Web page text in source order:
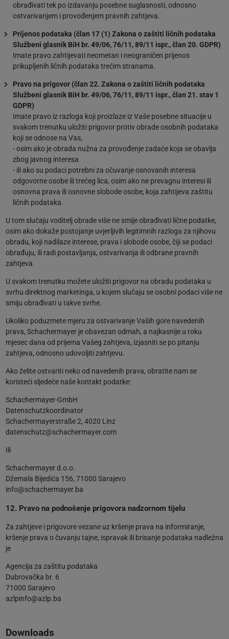
obrađivati tek po izdavanju posebne suglasnosti, odnosno
ostvarivanjem i provođenjem pravnih zahtjeva.
Prijenos podataka (član 17 (1) Zakona o zaštiti ličnih podataka
Službeni glasnik BiH br. 49/06, 76/11, 89/11 ispr., član 20. GDPR)
Imate pravo zahtijevati neometan i neograničen prijenos
prikupljenih ličnih podataka trećim stranama.
Pravo na prigovor (član 22. Zakona o zaštiti ličnih podataka
Službeni glasnik BiH br. 49/06, 76/11, 89/11 ispr., član 21. stav 1
GDPR)
Imate pravo iz razloga koji proizlaze iz Vaše posebne situacije u
svakom trenutku uložiti prigovor protiv obrade osobnih podataka
koji se odnose na Vas,
- osim ako je obrada nužna za provođenje zadaće koja se obavlja
zbog javnog interesa
- ili ako su podaci potrebni za očuvanje osnovanih interesa
odgovorne osobe ili trećeg lica, osim ako ne prevagnu interesi ili
osnovna prava ili osnovne slobode osobe, koja zahtijeva zaštitu
ličnih podataka.
U tom slučaju voditelj obrade više ne smije obrađivati lične podatke,
osim ako dokaže postojanje uvjerljivih legitimnih razloga za njihovu
obradu, koji nadilaze interese, prava i slobode osobe, čiji se podaci
obrađuju, ili radi postavljanja, ostvarivanja ili odbrane pravnih
zahtjeva.
U svakom trenutku možete uložiti prigovor na obradu podataka u
svrhu direktnog marketinga, u kojem slučaju se osobni podaci više ne
smiju obrađivati u takve svrhe.
Ukoliko poduzmete mjeru za ostvarivanje Vaših gore navedenih
prava, Schachermayer je obavezan odmah, a najkasnije u roku
mjesec dana od prijema Vašeg zahtjeva, izjasniti se po pitanju
zahtjeva, odnosno udovoljiti zahtjevu.
Ako želite ostvariti neko od navedenih prava, obratite nam se
koristeći sljedeće naše kontakt podatke:
Schachermayer-GmbH
Datenschutzkoordinator
Schachermayerstraße 2, 4020 Linz
datenschutz@schachermayer.com
Ili
Schachermayer d.o.o.
Džemala Bijedića 156, 71000 Sarajevo
info@schachermayer.ba
12. Pravo na podnošenje prigovora nadzornom tijelu
Za zahtjeve i prigovore vezane uz kršenje prava na informiranje,
kršenje prava o čuvanju tajne, ispravak ili brisanje podataka nadležna
je
Agencija za zaštitu podataka
Dubrovačka br. 6
71000 Sarajevo
azlpinfo@azlp.ba
Downloads